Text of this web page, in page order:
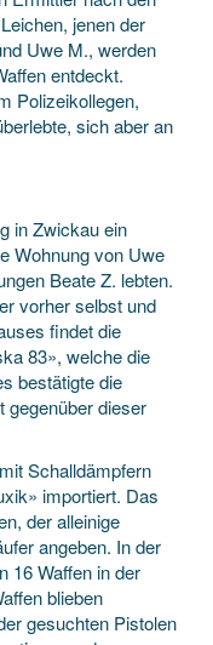
jenen der
Uwe M., werden
entdeckt.
Polizeikollegen,
sich aber an
in Zwickau ein
Wohnung von Uwe
Beate Z. lebten.
vorher selbst und
findet die
83», welche die
bestätigte die
gegenüber dieser
Schalldämpfern
importiert. Das
der alleinige
angeben. In der
16 Waffen in der
blieben
gesuchten Pistolen